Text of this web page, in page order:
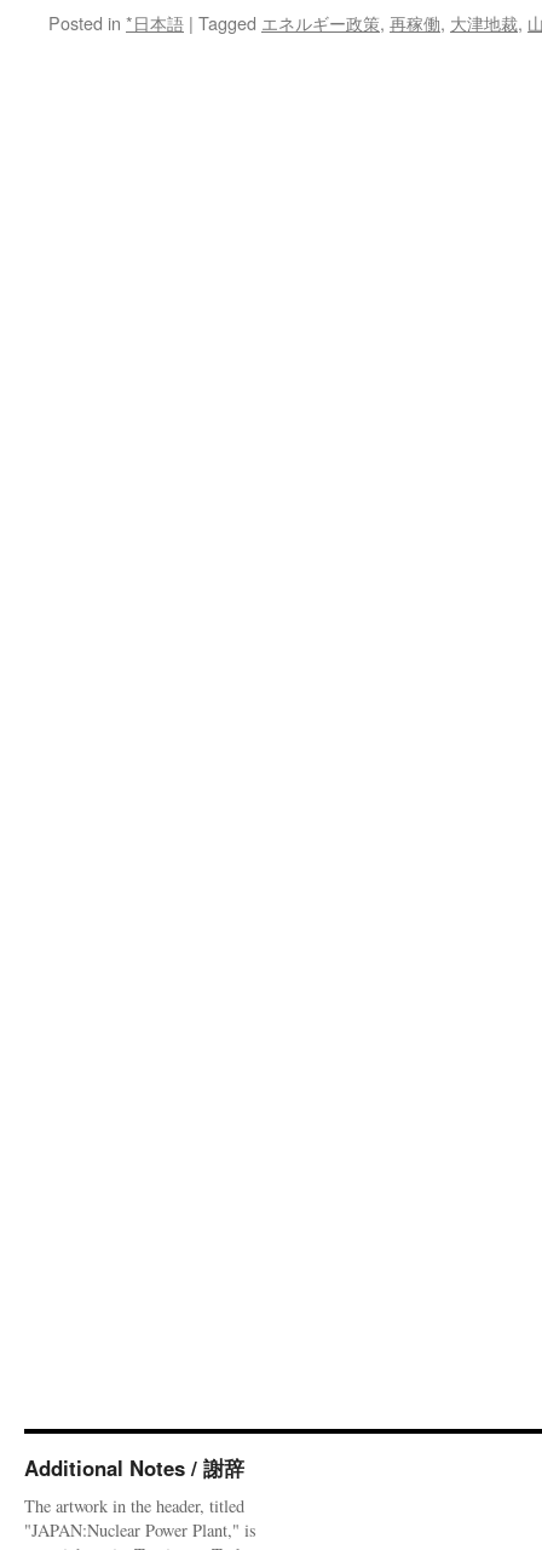
Posted in *日本語 | Tagged エネルギー政策, 再稼働, 大津地裁,
Additional Notes / 謝辞
The artwork in the header, titled
"JAPAN:Nuclear Power Plant," is